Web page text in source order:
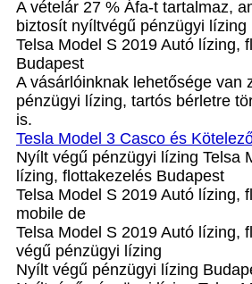
A vételár 27 % Áfa-t tartalmaz,
biztosít nyíltvégű pénzügyi lízing
Telsa Model S 2019 Autó lízing,
Budapest
A vásárlóinknak lehetősége van
pénzügyi lízing, tartós bérletre
is.
Tesla Model 3 Casco és
Nyílt végű pénzügyi lízing Telsa
lízing, flottakezelés Budapest
Telsa Model S 2019 Autó lízing,
mobile de
Telsa Model S 2019 Autó lízing,
végű pénzügyi lízing
Nyílt végű pénzügyi lízing